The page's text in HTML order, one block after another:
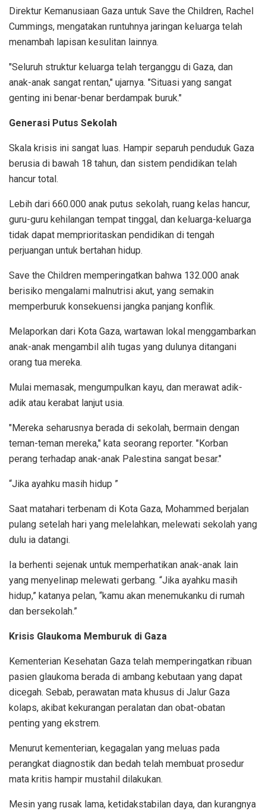
Direktur Kemanusiaan Gaza untuk Save the Children, Rachel
Cummings, mengatakan runtuhnya jaringan keluarga telah
menambah lapisan kesulitan lainnya.
"Seluruh struktur keluarga telah terganggu di Gaza, dan
anak-anak sangat rentan," ujarnya. "Situasi yang sangat
genting ini benar-benar berdampak buruk."
Generasi Putus Sekolah
Skala krisis ini sangat luas. Hampir separuh penduduk Gaza
berusia di bawah 18 tahun, dan sistem pendidikan telah
hancur total.
Lebih dari 660.000 anak putus sekolah, ruang kelas hancur,
guru-guru kehilangan tempat tinggal, dan keluarga-keluarga
tidak dapat memprioritaskan pendidikan di tengah
perjuangan untuk bertahan hidup.
Save the Children memperingatkan bahwa 132.000 anak
berisiko mengalami malnutrisi akut, yang semakin
memperburuk konsekuensi jangka panjang konflik.
Melaporkan dari Kota Gaza, wartawan lokal menggambarkan
anak-anak mengambil alih tugas yang dulunya ditangani
orang tua mereka.
Mulai memasak, mengumpulkan kayu, dan merawat adik-
adik atau kerabat lanjut usia.
"Mereka seharusnya berada di sekolah, bermain dengan
teman-teman mereka," kata seorang reporter. "Korban
perang terhadap anak-anak Palestina sangat besar."
“Jika ayahku masih hidup ”
Saat matahari terbenam di Kota Gaza, Mohammed berjalan
pulang setelah hari yang melelahkan, melewati sekolah yang
dulu ia datangi.
Ia berhenti sejenak untuk memperhatikan anak-anak lain
yang menyelinap melewati gerbang. “Jika ayahku masih
hidup,” katanya pelan, “kamu akan menemukanku di rumah
dan bersekolah.”
Krisis Glaukoma Memburuk di Gaza
Kementerian Kesehatan Gaza telah memperingatkan ribuan
pasien glaukoma berada di ambang kebutaan yang dapat
dicegah. Sebab, perawatan mata khusus di Jalur Gaza
kolaps, akibat kekurangan peralatan dan obat-obatan
penting yang ekstrem.
Menurut kementerian, kegagalan yang meluas pada
perangkat diagnostik dan bedah telah membuat prosedur
mata kritis hampir mustahil dilakukan.
Mesin yang rusak lama, ketidakstabilan daya, dan kurangnya